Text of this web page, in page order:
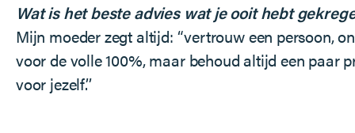
Wat is het beste advies wat je ooit hebt
Mijn moeder zegt altijd: “vertrouw een persoon,
voor de volle 100%, maar behoud altijd een paar
voor jezelf.’’